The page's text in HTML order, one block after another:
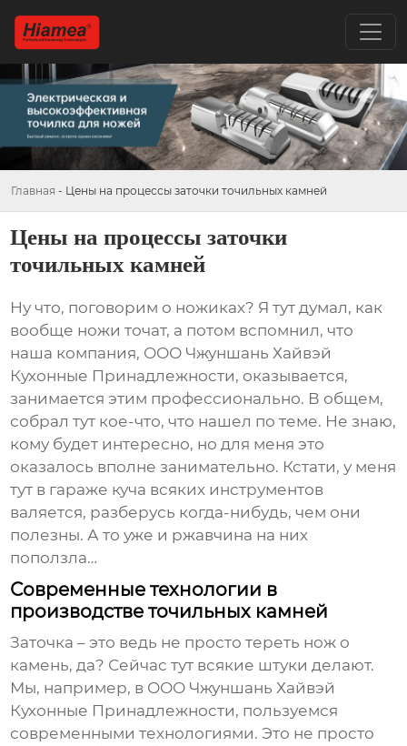
Главная - Цены на процессы заточки точильных камней
Цены на процессы заточки
точильных камней
Ну что, поговорим о ножиках? Я тут думал, как
вообще ножи точат, а потом вспомнил, что
наша компания, ООО Чжуншань Хайвэй
Кухонные Принадлежности, оказывается,
занимается этим профессионально. В общем,
собрал тут кое-что, что нашел по теме. Не знаю,
кому будет интересно, но для меня это
оказалось вполне занимательно. Кстати, у меня
тут в гараже куча всяких инструментов
валяется, разберусь когда-нибудь, чем они
полезны. А то уже и ржавчина на них
поползла…
Современные технологии в
производстве точильных камней
Заточка – это ведь не просто тереть нож о
камень, да? Сейчас тут всякие штуки делают.
Мы, например, в ООО Чжуншань Хайвэй
Кухонные Принадлежности, пользуемся
современными технологиями. Это не просто